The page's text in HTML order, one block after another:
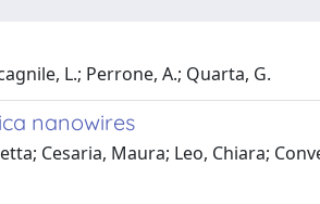
L.; Perrone, A.; Quarta, G.
nanowires
Cesaria, Maura; Leo, Chiara;